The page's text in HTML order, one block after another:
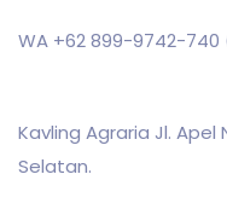
WA +62 899-9742-740
Kavling Agraria Jl. Apel
Selatan.